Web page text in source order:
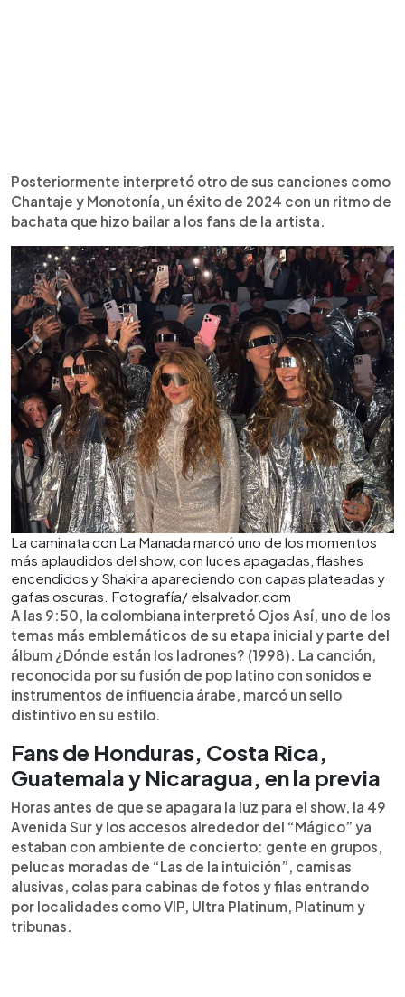
Posteriormente interpretó otro de sus canciones como
Chantaje y Monotonía, un éxito de 2024 con un ritmo de
bachata que hizo bailar a los fans de la artista.
La caminata con La Manada marcó uno de los momentos
más aplaudidos del show, con luces apagadas, flashes
encendidos y Shakira apareciendo con capas plateadas y
gafas oscuras. Fotografía/ elsalvador.com
A las 9:50, la colombiana interpretó Ojos Así, uno de los
temas más emblemáticos de su etapa inicial y parte del
álbum ¿Dónde están los ladrones? (1998). La canción,
reconocida por su fusión de pop latino con sonidos e
instrumentos de influencia árabe, marcó un sello
distintivo en su estilo.
Fans de Honduras, Costa Rica,
Guatemala y Nicaragua, en la previa
Horas antes de que se apagara la luz para el show, la 49
Avenida Sur y los accesos alrededor del “Mágico” ya
estaban con ambiente de concierto: gente en grupos,
pelucas moradas de “Las de la intuición”, camisas
alusivas, colas para cabinas de fotos y filas entrando
por localidades como VIP, Ultra Platinum, Platinum y
tribunas.